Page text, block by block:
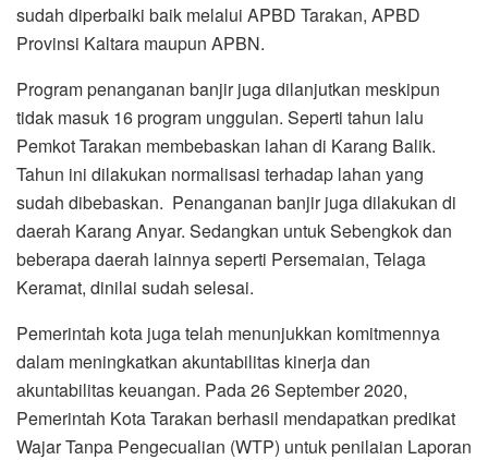
sudah diperbaiki baik melalui APBD Tarakan, APBD
Provinsi Kaltara maupun APBN.
Program penanganan banjir juga dilanjutkan meskipun
tidak masuk 16 program unggulan. Seperti tahun lalu
Pemkot Tarakan membebaskan lahan di Karang Balik.
Tahun ini dilakukan normalisasi terhadap lahan yang
sudah dibebaskan. Penanganan banjir juga dilakukan di
daerah Karang Anyar. Sedangkan untuk Sebengkok dan
beberapa daerah lainnya seperti Persemaian, Telaga
Keramat, dinilai sudah selesai.
Pemerintah kota juga telah menunjukkan komitmennya
dalam meningkatkan akuntabilitas kinerja dan
akuntabilitas keuangan. Pada 26 September 2020,
Pemerintah Kota Tarakan berhasil mendapatkan predikat
Wajar Tanpa Pengecualian (WTP) untuk penilaian Laporan